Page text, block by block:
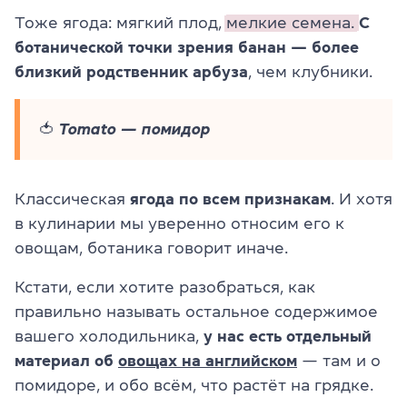
Тоже ягода: мягкий плод, мелкие семена. С
ботанической точки зрения банан — более
близкий родственник арбуза, чем клубники.
🍅 Tomato — помидор
Классическая ягода по всем признакам. И хотя
в кулинарии мы уверенно относим его к
овощам, ботаника говорит иначе.
Кстати, если хотите разобраться, как
правильно называть остальное содержимое
вашего холодильника, у нас есть отдельный
материал об овощах на английском — там и о
помидоре, и обо всём, что растёт на грядке.